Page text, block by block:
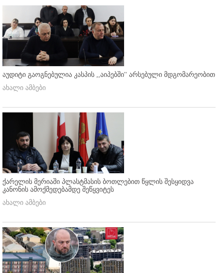
აუდიტი გაოგნებულია კასპის ,,აიპებში'' არსებული მდგომარეობით
ახალი ამბები
ქარელის მერიაში პლასტმასის ბოთლებით წყლის შესყიდვა
კანონის ამოქმედებამდე შეწყვიტეს
ახალი ამბები